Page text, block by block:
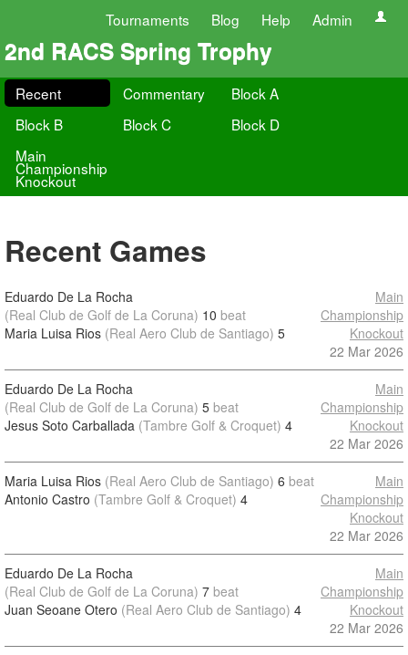
Tournaments Blog Help Admin
2nd RACS Spring Trophy
Recent Commentary
Block A
Block B
Block C
Block D
Main
Championship
Knockout
Recent Games
Eduardo De La Rocha
(Real Club de Golf de La Coruna) 10 beat
Maria Luisa Rios (Real Aero Club de Santiago) 5
Main
Championship
Knockout
22 Mar 2026
Eduardo De La Rocha
(Real Club de Golf de La Coruna) 5 beat
Jesus Soto Carballada (Tambre Golf & Croquet) 4
Main
Championship
Knockout
22 Mar 2026
Maria Luisa Rios (Real Aero Club de Santiago) 6 beat
Antonio Castro (Tambre Golf & Croquet) 4
Main
Championship
Knockout
22 Mar 2026
Eduardo De La Rocha
(Real Club de Golf de La Coruna) 7 beat
Juan Seoane Otero (Real Aero Club de Santiago) 4
Main
Championship
Knockout
22 Mar 2026